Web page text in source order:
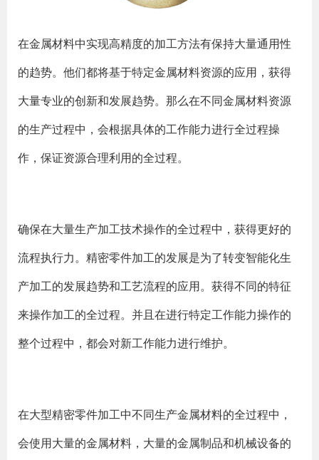
在金属材料中实现高精度的加工方法有保持大量通用性
的趋势。他们都将基于特定金属材料资源的应用，获得
大量专业的创新和发展趋势。那么在不同金属材料资源
的生产过程中，会根据具体的工作能力进行全过程操
作，保证资源合理利用的全过程。
确保在大量生产加工技术操作的全过程中，获得更好的
流程执行力。精密零件加工的发展是为了转变智能化生
产加工的发展趋势和工艺流程的应用。获得不同的特征
来操作加工的全过程。并且在进行特定工作能力操作的
整个过程中，都会对新工作能力进行维护。
在大型精密零件加工中不同生产金属材料的全过程中，
会使用大量的金属材料，大量的金属制品和机械设备的